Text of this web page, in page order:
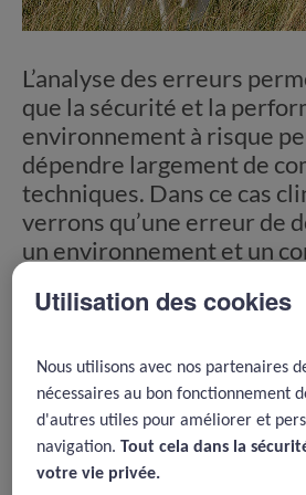
L’analyse des erreurs
que la sécurité et la
environnement à risque
dépendre largement de
techniques. Dans ce cas
verrons qu’une erreur de
un environnement et un
pu être évitable.
Sommaire
Cas clinique
Utilisation des cookies
Nous utilisons avec nos partenaires
nécessaires au bon fonctionnement
d'autres utiles pour améliorer et
navigation.Tout cela dans la
votre vie privée.​